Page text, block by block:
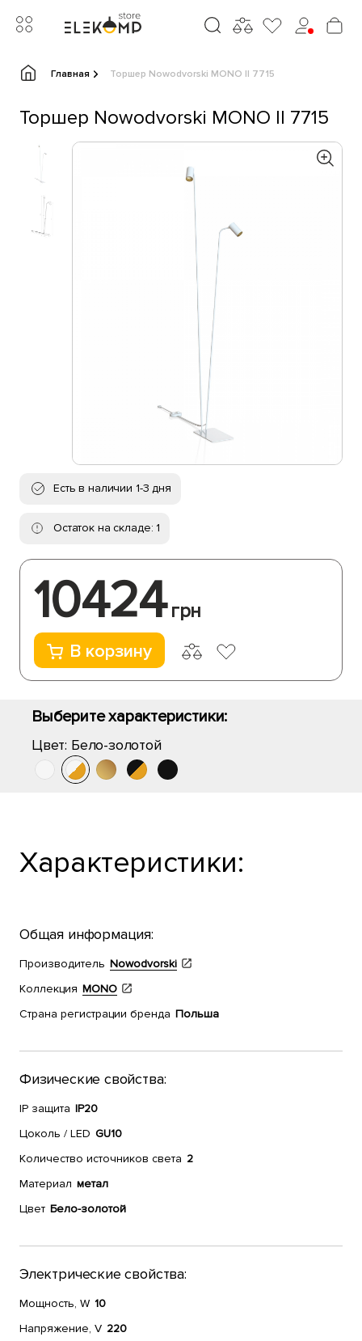
Главная Торшер Nowodvorski MONO II 7715
Торшер Nowodvorski MONO II 7715
Есть в наличии 1-3 дня
Остаток на складе: 1
10424 грн
В корзину
Выберите характеристики:
Цвет: Бело-золотой
Характеристики:
Общая информация:
Производитель Nowodvorski
Коллекция MONO
Страна регистрации бренда Польша
Физические свойства:
IP защита IP20
Цоколь / LED GU10
Количество источников света 2
Материал метал
Цвет Бело-золотой
Электрические свойства:
Мощность, W 10
Напряжение, V 220